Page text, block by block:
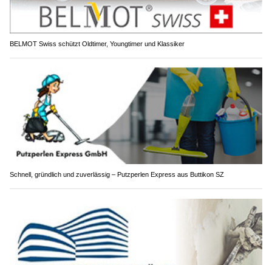
BELMOT Swiss schützt Oldtimer, Youngtimer und Klassiker
Schnell, gründlich und zuverlässig – Putzperlen Express aus Buttikon SZ